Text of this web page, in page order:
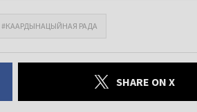
#КААРДЫНАЦЫЙНАЯ РАДА
SHARE ON X